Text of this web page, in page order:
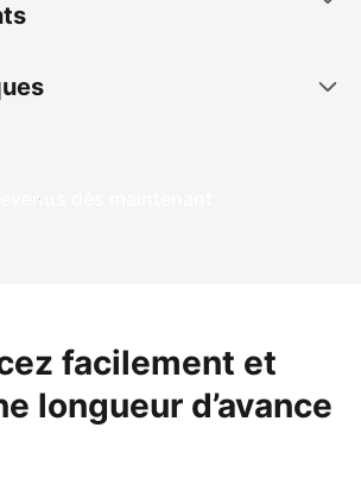
dès maintenant
facilement et
longueur d’avance